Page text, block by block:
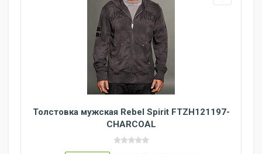
Толстовка мужская Rebel Spirit FTZH121197-
CHARCOAL